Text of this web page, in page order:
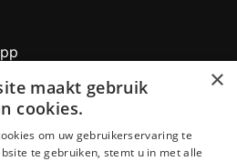
×
maakt gebruik
cookies.
om uw gebruikerservaring te
te gebruiken, stemt u in met alle